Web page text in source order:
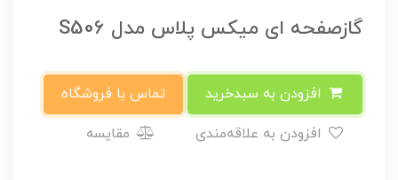
گازصفحه ای میکس پلاس مدل S506
تماس با فروشگاه
مقایسه